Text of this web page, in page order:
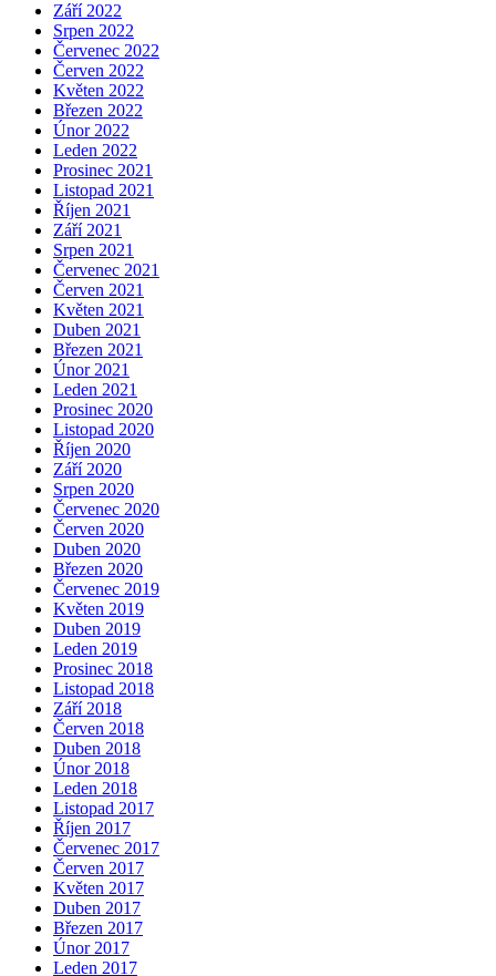
Září 2022
Srpen 2022
Červenec 2022
Červen 2022
Květen 2022
Březen 2022
Únor 2022
Leden 2022
Prosinec 2021
Listopad 2021
Říjen 2021
Září 2021
Srpen 2021
Červenec 2021
Červen 2021
Květen 2021
Duben 2021
Březen 2021
Únor 2021
Leden 2021
Prosinec 2020
Listopad 2020
Říjen 2020
Září 2020
Srpen 2020
Červenec 2020
Červen 2020
Duben 2020
Březen 2020
Červenec 2019
Květen 2019
Duben 2019
Leden 2019
Prosinec 2018
Listopad 2018
Září 2018
Červen 2018
Duben 2018
Únor 2018
Leden 2018
Listopad 2017
Říjen 2017
Červenec 2017
Červen 2017
Květen 2017
Duben 2017
Březen 2017
Únor 2017
Leden 2017